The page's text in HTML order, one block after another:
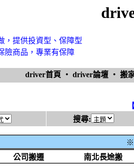
，提供投資型、保障型
險商品，專業有保障
driver首頁 ‧ driver論壇 ‧ 搬
搜尋:
※
公司搬遷 南北長途搬